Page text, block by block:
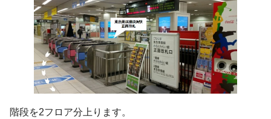
階段を2フロア分上ります。